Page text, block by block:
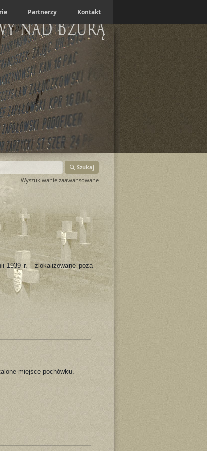
Partnerzy Kontakt
nad Bzurą
Szukaj
Wyszukiwanie zaawansowane
1939 r. - zlokalizowane poza
miejsce pochówku.